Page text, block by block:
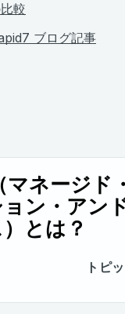
較
ブログ記事
マネージド
ン・アン
とは？
トピ